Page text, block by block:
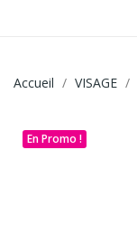
Accueil VISAGE
En Promo !